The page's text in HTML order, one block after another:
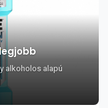
alkoholos alapú